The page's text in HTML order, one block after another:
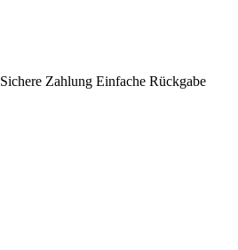
Sichere Zahlung Einfache Rückgabe